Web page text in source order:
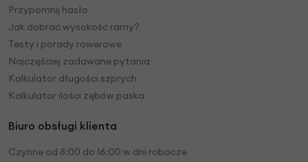
Przypomnij hasło
Jak dobrać wysokość ramy?
Testy i porady rowerowe
Najczęściej zadawane pytania
Kalkulator długości szprych
Kalkulator ilości zębów paska
Biuro obsługi klienta
Czynne od 8:00 do 16:00 w dni robocze